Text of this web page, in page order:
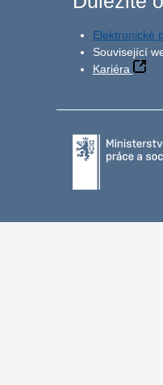
Elektronické
Související
Kariéra